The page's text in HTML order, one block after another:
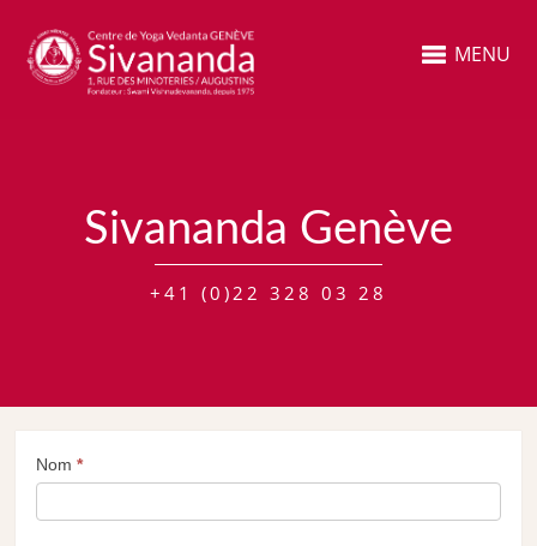
MENU
Sivananda Genève
+41 (0)22 328 03 28
Formulaire
Nom*